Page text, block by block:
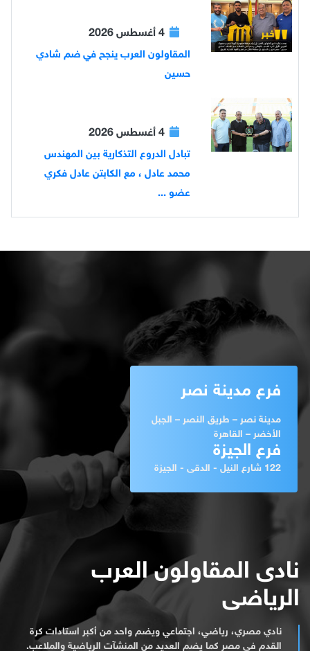
المقاولون العرب ينجح في ضم شادي
حسين
تبادل الدروع التذكارية بين المهندس
محمد عادل ، مع الكابتن عادل فكري
عضو ...
فرع مدينة نصر
مدينة نصر – طريق النصر – الجبل
الأخضر – القاهرة
فرع الجيزة
122 شارع النيل - الدقى - الجيزة
نادى المقاولون العرب
الرياضى
نادي مصري، رياضي، اجتماعي ويضم واحد من أكبر استادات كرة
القدم في مصر كما يضم العديد من المنشآت الرياضية والملاعب.